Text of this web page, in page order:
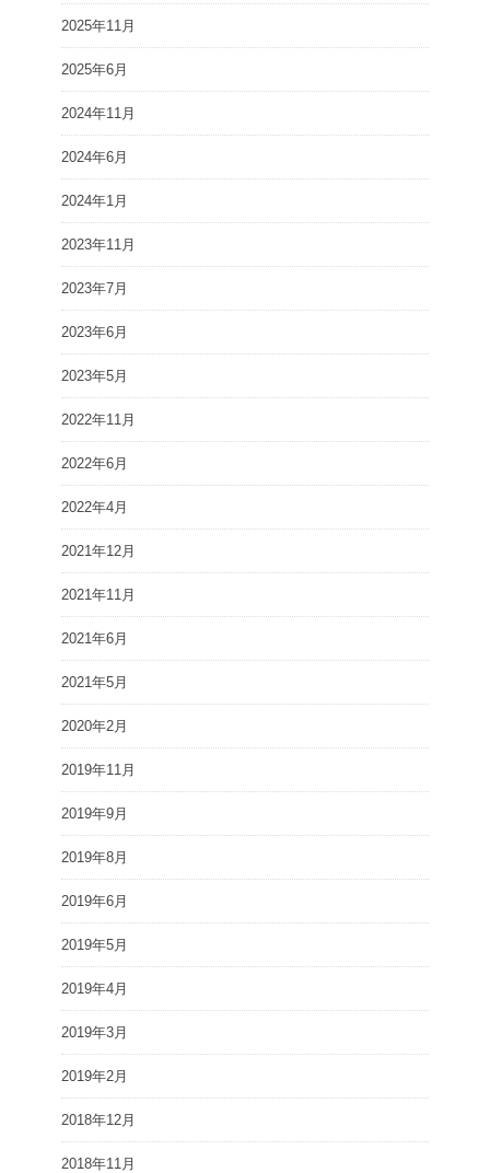
2025年11月
2025年6月
2024年11月
2024年6月
2024年1月
2023年11月
2023年7月
2023年6月
2023年5月
2022年11月
2022年6月
2022年4月
2021年12月
2021年11月
2021年6月
2021年5月
2020年2月
2019年11月
2019年9月
2019年8月
2019年6月
2019年5月
2019年4月
2019年3月
2019年2月
2018年12月
2018年11月